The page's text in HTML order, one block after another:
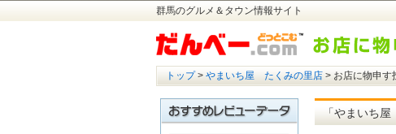
群馬のグルメ＆タウン情報サイト
トップ> やまいち屋 たくみの里店 > お店に物申す
「やまいち